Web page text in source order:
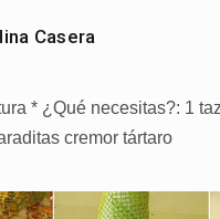
Casera
* ¿Qué necesitas?: 1
cremor tártaro